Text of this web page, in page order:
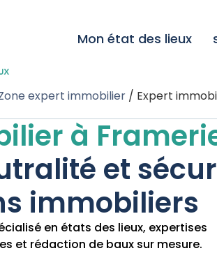
Mon état des lieux
à
et
immobiliers
en états des lieux, expertises
et rédaction de baux sur mesure.
expert immobilier / Expert